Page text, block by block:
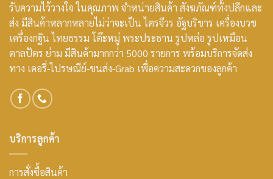
รับความไว้วางใจ ในคุณภาพ จำหน่ายสินค้า สังฆภัณฑ์ทั้งปลีกและ
ส่ง มีสินค้าหลากหลายไม่ว่าจะเป็น ไตรจีวร อัฐบริขาร เครื่องบวช
เครื่องกฐิน ไทยธรรม โต๊ะหมู่ พระประธาน รูปหล่อ รูปเหมือน
ตาลปัตร ย่าม มีสินค้ามากกว่า 5000 รายการ พร้อมบริการจัดส่ง
ทาง เคอรี่-ไปรษณีย์-ขนส่ง-Grab เพื่อความสะดวกของลูกค้า
บริการลูกค้า
การสั่งซื้อสินค้า